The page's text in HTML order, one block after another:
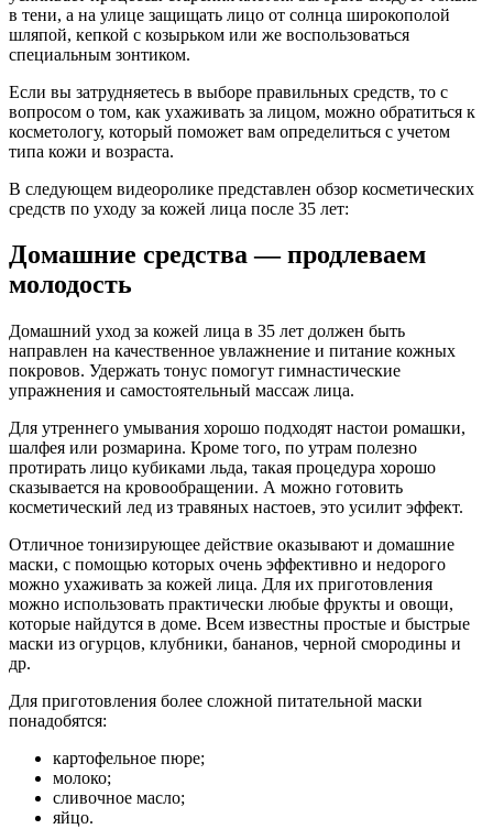
в тени, а на улице защищать лицо от солнца широкополой
шляпой, кепкой с козырьком или же воспользоваться
специальным зонтиком.
Если вы затрудняетесь в выборе правильных средств, то с
вопросом о том, как ухаживать за лицом, можно обратиться к
косметологу, который поможет вам определиться с учетом
типа кожи и возраста.
В следующем видеоролике представлен обзор косметических
средств по уходу за кожей лица после 35 лет:
Домашние средства — продлеваем
молодость
Домашний уход за кожей лица в 35 лет должен быть
направлен на качественное увлажнение и питание кожных
покровов. Удержать тонус помогут гимнастические
упражнения и самостоятельный массаж лица.
Для утреннего умывания хорошо подходят настои ромашки,
шалфея или розмарина. Кроме того, по утрам полезно
протирать лицо кубиками льда, такая процедура хорошо
сказывается на кровообращении. А можно готовить
косметический лед из травяных настоев, это усилит эффект.
Отличное тонизирующее действие оказывают и домашние
маски, с помощью которых очень эффективно и недорого
можно ухаживать за кожей лица. Для их приготовления
можно использовать практически любые фрукты и овощи,
которые найдутся в доме. Всем известны простые и быстрые
маски из огурцов, клубники, бананов, черной смородины и
др.
Для приготовления более сложной питательной маски
понадобятся:
картофельное пюре;
молоко;
сливочное масло;
яйцо.